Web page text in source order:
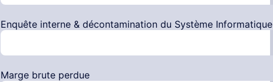
Enquête interne & décontamination du Système Informatique
Marge brute perdue